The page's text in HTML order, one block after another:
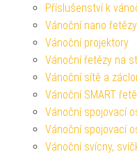
Příslušenství k
Vánoční nano řetězy
Vánoční projektory
Vánoční řetězy na
Vánoční sítě a
Vánoční SMART
Vánoční spojovací
Vánoční spojovací
Vánoční svícny,